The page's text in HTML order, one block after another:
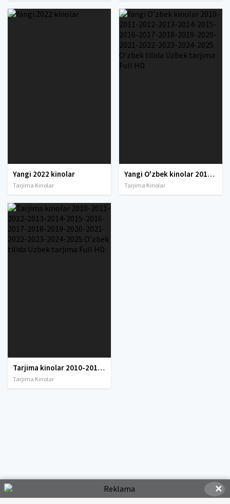
Yangi 2022 kinolar
Tarjima Kinolar
Yangi O'zbek kinolar 2010-2011-2012-2013-2014-2015-2016-2017-2018-2019-2020-2021-2022-2023-2024-2025 O'zbek tilida Uzbek tarjima Full HD
Tarjima Kinolar
Tarjima kinolar 2010-2011-2012-2013-2014-2015-2016-2017-2018-2019-2020-2021-2022-2023-2024-2025 O'zbek tilida Uzbek tarjima Full HD
Tarjima Kinolar
✕